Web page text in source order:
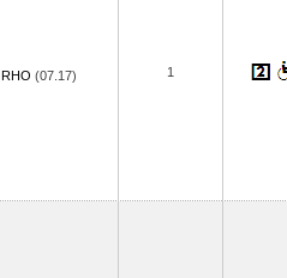
RHO (07.17) 1